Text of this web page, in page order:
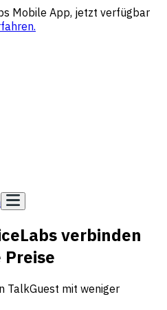
Mobile App, jetzt verfügbar
verbinden
TalkGuest mit weniger